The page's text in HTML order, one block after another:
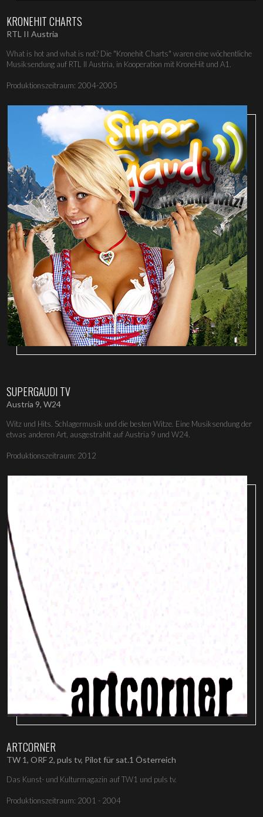
KRONEHIT CHARTS
RTL II Austria
What is hot and what is not? Die "Kronehit Charts" waren eine wöchentliche
Musiksendung auf RTL II Austria, in Kooperation mit KroneHit und A1.
Produktionszeitraum: 2004-2005
SUPERGAUDI TV
Austria 9, W24
Witz und Hits. Schlagermusik und die besten Witze. Eine Musiksendung der
etwas anderen Art, ausgestrahlt auf Austria 9 und W24.
Produktionszeitraum: 2012
ARTCORNER
TW 1, ORF 2, puls tv, Pilot für sat.1 Österreich
Das Kunst- und Kulturmagazin auf TW1 und puls tv.
Produktionszeitraum: 2001 - 2004